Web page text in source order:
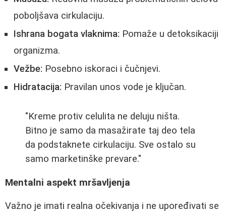
poboljšava cirkulaciju.
Ishrana bogata vlaknima: Pomaže u detoksikaciji
organizma.
Vežbe: Posebno iskoraci i čučnjevi.
Hidratacija: Pravilan unos vode je ključan.
"Kreme protiv celulita ne deluju ništa.
Bitno je samo da masažirate taj deo tela
da podstaknete cirkulaciju. Sve ostalo su
samo marketinške prevare."
Mentalni aspekt mršavljenja
Važno je imati realna očekivanja i ne upoređivati se